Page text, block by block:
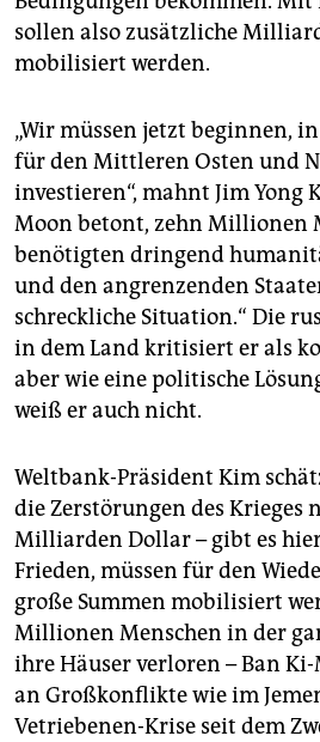
sollen also zusätzliche
mobilisiert werden.
„Wir müssen jetzt beginnen,
für den Mittleren Osten und
investieren“, mahnt Jim Yong
Moon betont, zehn Millionen
benötigten dringend
und den angrenzenden
schreckliche Situation.“ Die
in dem Land kritisiert er als
aber wie eine politische
weiß er auch nicht.
Weltbank-Präsident Kim
die Zerstörungen des Krieges
Milliarden Dollar – gibt es
Frieden, müssen für den
große Summen mobilisiert
Millionen Menschen in der
ihre Häuser verloren – Ban
an Großkonflikte wie im
Vetriebenen-Krise seit dem